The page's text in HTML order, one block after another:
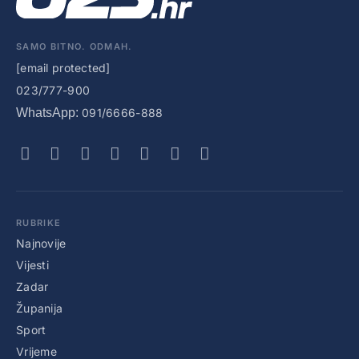
SAMO BITNO. ODMAH.
[email protected]
023/777-900
WhatsApp: 091/6666-888
RUBRIKE
Najnovije
Vijesti
Zadar
Županija
Sport
Vrijeme